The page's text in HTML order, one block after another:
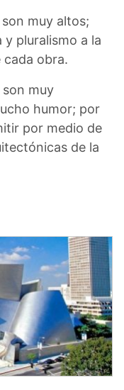
muy altos;
pluralismo a la
obra.
muy
humor; por
por medio de
de la